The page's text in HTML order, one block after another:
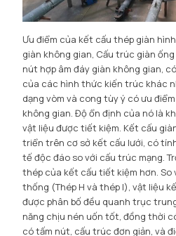
Ưu điểm của kết cấu thép giàn
giàn không gian, Cấu trúc giàn
nút hợp âm đáy giàn không gian,
của các hình thức kiến ​​trúc khác
dạng vòm và cong tùy ý có ưu
không gian. Độ ổn định của nó là
vật liệu được tiết kiệm. Kết cấu
triển trên cơ sở kết cấu lưới, có
tế độc đáo so với cấu trúc mạng.
thép của kết cấu tiết kiệm hơn. So
thống (Thép H và thép I), vật liệu
được phân bố đều quanh trục
năng chịu nén uốn tốt, đồng thời
có tấm nút, cấu trúc đơn giản, và